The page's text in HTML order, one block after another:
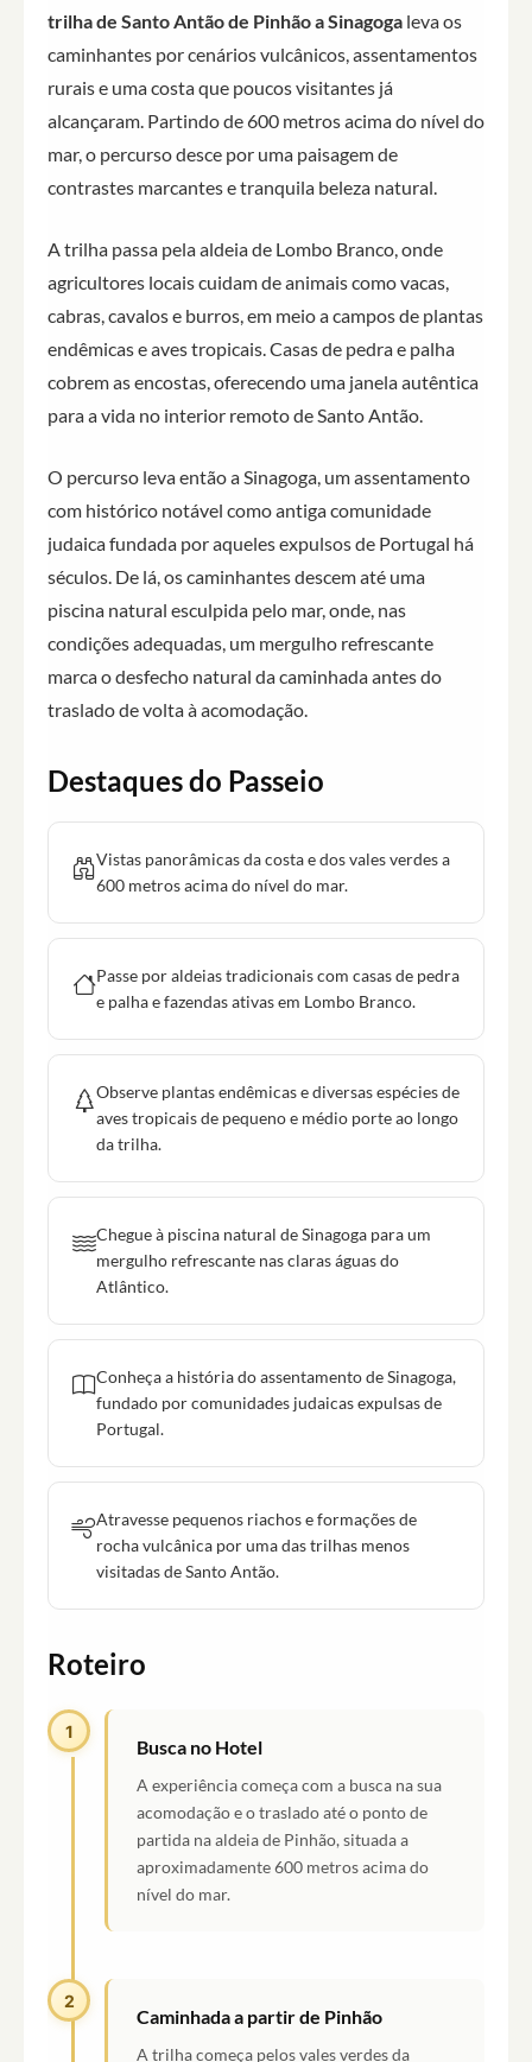
trilha de Santo Antão de Pinhão a Sinagoga leva os
caminhantes por cenários vulcânicos, assentamentos
rurais e uma costa que poucos visitantes já
alcançaram. Partindo de 600 metros acima do nível do
mar, o percurso desce por uma paisagem de
contrastes marcantes e tranquila beleza natural.
A trilha passa pela aldeia de Lombo Branco, onde
agricultores locais cuidam de animais como vacas,
cabras, cavalos e burros, em meio a campos de plantas
endêmicas e aves tropicais. Casas de pedra e palha
cobrem as encostas, oferecendo uma janela autêntica
para a vida no interior remoto de Santo Antão.
O percurso leva então a Sinagoga, um assentamento
com histórico notável como antiga comunidade
judaica fundada por aqueles expulsos de Portugal há
séculos. De lá, os caminhantes descem até uma
piscina natural esculpida pelo mar, onde, nas
condições adequadas, um mergulho refrescante
marca o desfecho natural da caminhada antes do
traslado de volta à acomodação.
Destaques do Passeio
Vistas panorâmicas da costa e dos vales verdes a
600 metros acima do nível do mar.
Passe por aldeias tradicionais com casas de pedra
e palha e fazendas ativas em Lombo Branco.
Observe plantas endêmicas e diversas espécies de
aves tropicais de pequeno e médio porte ao longo
da trilha.
Chegue à piscina natural de Sinagoga para um
mergulho refrescante nas claras águas do
Atlântico.
Conheça a história do assentamento de Sinagoga,
fundado por comunidades judaicas expulsas de
Portugal.
Atravesse pequenos riachos e formações de
rocha vulcânica por uma das trilhas menos
visitadas de Santo Antão.
Roteiro
1
Busca no Hotel
A experiência começa com a busca na sua
acomodação e o traslado até o ponto de
partida na aldeia de Pinhão, situada a
aproximadamente 600 metros acima do
nível do mar.
2
Caminhada a partir de Pinhão
A trilha começa pelos vales verdes da